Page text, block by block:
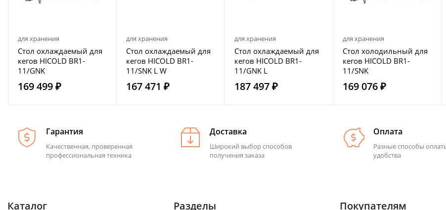
для хранения
Стол охлаждаемый для
кегов HICOLD BR1-
11/GNK
169 499 ₽
для хранения
Стол охлаждаемый для
кегов HICOLD BR1-
11/SNK L W
167 471 ₽
для хранения
Стол охлаждаемый для
кегов HICOLD BR1-
11/GNK L
187 497 ₽
для хранения
Стол холодильный для
кегов HICOLD BR1-
11/SNK
169 076 ₽
Гарантия
Качественная, проверенная
профессиональная техника
Доставка
Широкий выбор способов
получения заказа
Оплата
Разные способы
удобства
Каталог Разделы Покупателям